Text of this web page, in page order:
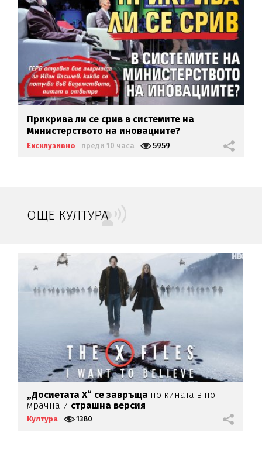
Прикрива ли се срив в системите на
Министерството на иновациите?
Ексклузивно преди 10 часа 5959
ОЩЕ КУЛТУРА
„Досиетата Х“ се завръща по кината в по-
мрачна и страшна версия
Култура 1380